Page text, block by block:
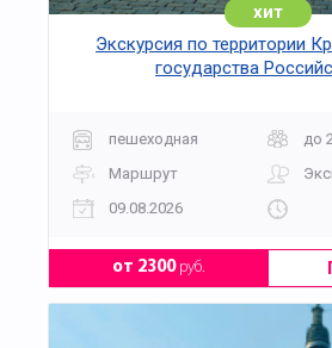
хит
Экскурсия по территории
государства
пешеходная
до
Маршрут
09.08.2026
от 2300руб.